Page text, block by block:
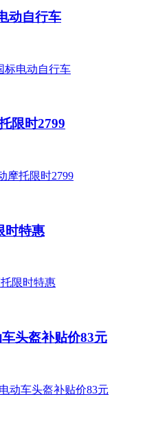
动自行车
限时2799
时特惠
头盔补贴价83元